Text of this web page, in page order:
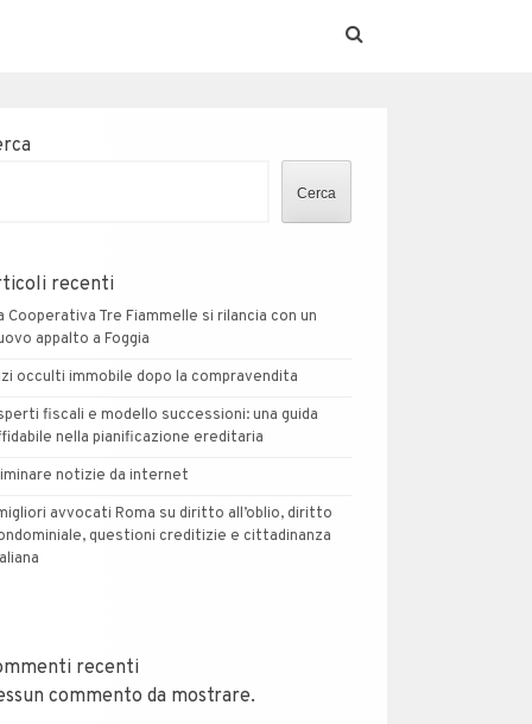
Cerca
recenti
Cooperativa Tre Fiammelle si rilancia con un
appalto a Foggia
occulti immobile dopo la compravendita
fiscali e modello successioni: una guida
nella pianificazione ereditaria
notizie da internet
avvocati Roma su diritto all’oblio, diritto
questioni creditizie e cittadinanza
recenti
commento da mostrare.